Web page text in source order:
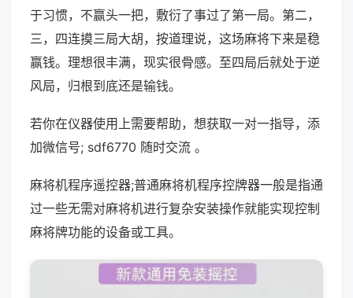
于习惯，不赢头一把，敷衍了事过了第一局。第二，
三，四连摸三局大胡，按道理说，这场麻将下来是稳
赢钱。理想很丰满，现实很骨感。至四局后就处于逆
风局，归根到底还是输钱。
若你在仪器使用上需要帮助，想获取一对一指导，添
加微信号; sdf6770 随时交流 。
麻将机程序遥控器;普通麻将机程序控牌器一般是指通
过一些无需对麻将机进行复杂安装操作就能实现控制
麻将牌功能的设备或工具。